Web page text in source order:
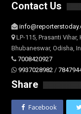
Contact Us
LP-115, Prasanti
Bhubaneswar, Odisha,
7008420927
9937028982 /
Share
Facebook